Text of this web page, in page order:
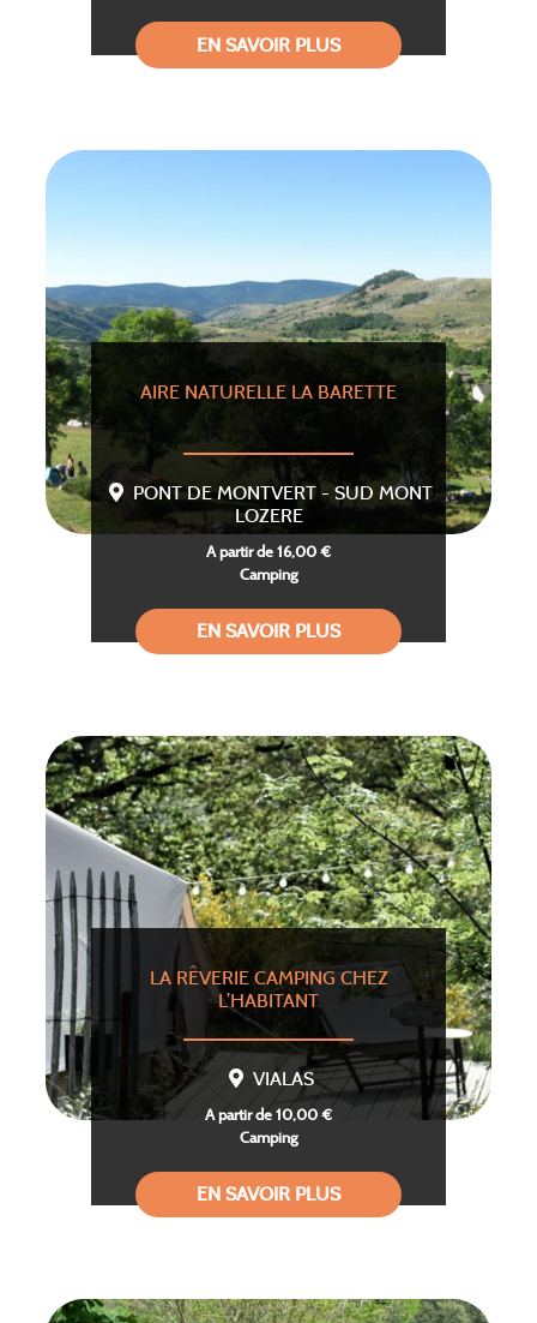
EN SAVOIR PLUS
AIRE NATURELLE LA BARETTE
PONT DE MONTVERT - SUD MONT
LOZERE
A partir de 16,00 €
Camping
EN SAVOIR PLUS
LA RÊVERIE CAMPING CHEZ
L’HABITANT
VIALAS
A partir de 10,00 €
Camping
EN SAVOIR PLUS